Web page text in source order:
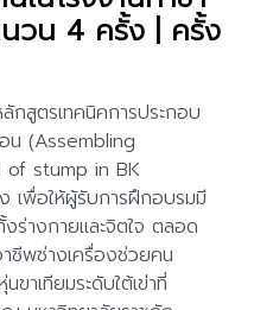
นวน 4 ครั้ง | ครั้ง